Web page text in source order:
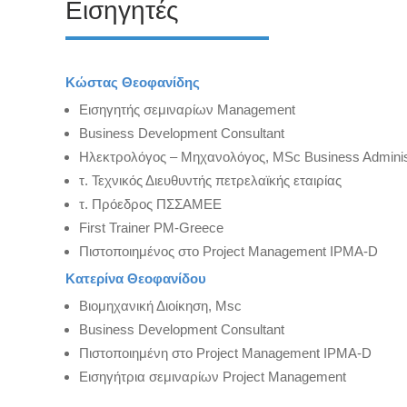
Εισηγητές
Κώστας Θεοφανίδης
Εισηγητής σεμιναρίων Management
Business Development Consultant
Ηλεκτρολόγος – Μηχανολόγος, MSc Business
τ. Τεχνικός Διευθυντής πετρελαϊκής εταιρίας
τ. Πρόεδρος ΠΣΣΑΜΕΕ
First Trainer PM-Greece
Πιστοποιημένος στο Project Management IPMA-D
Κατερίνα Θεοφανίδου
Βιομηχανική Διοίκηση, Msc
Business Development Consultant
Πιστοποιημένη στο Project Management IPMA-D
Εισηγήτρια σεμιναρίων Project Management